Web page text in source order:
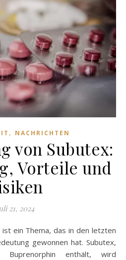
, NACHRICHTEN
von Subutex:
Vorteile und
21, 2024
gewonnen hat. Subutex,
Buprenorphin enthält, wird